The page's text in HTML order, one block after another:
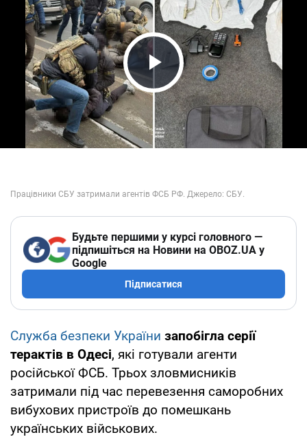
Play Video
Будьте першими у курсі головного —
підпишіться на Новини на OBOZ.UA у
Google
Підписатися
Служба безпеки України запобігла серії
терактів в Одесі, які готували агенти
російської ФСБ. Трьох зловмисників
затримали під час перевезення саморобних
вибухових пристроїв до помешкань
українських військових.